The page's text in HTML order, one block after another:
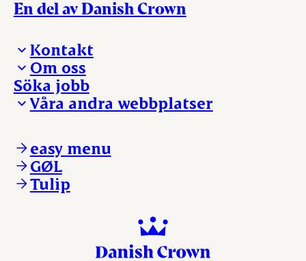
En del av Danish Crown
Kontakt
Presskontakt – För dig som är journalist
Reklamation
Visselblåsning
Om oss
Vi tar ledningen
Våra ställen
Söka jobb
Våra andra webbplatser
ESS-FOOD.com
KLS.se
nordicspoor.com
easy menu
GØL
Tulip